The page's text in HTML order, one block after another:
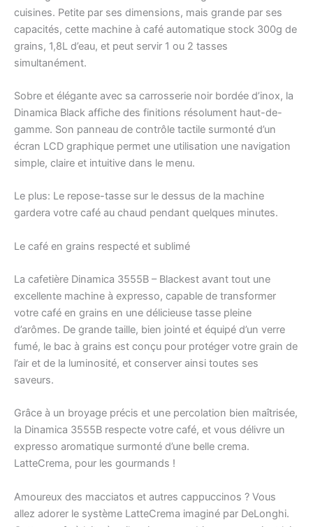
cuisines. Petite par ses dimensions, mais grande par ses
capacités, cette machine à café automatique stock 300g de
grains, 1,8L d’eau, et peut servir 1 ou 2 tasses
simultanément.
Sobre et élégante avec sa carrosserie noir bordée d’inox, la
Dinamica Black affiche des finitions résolument haut-de-
gamme. Son panneau de contrôle tactile surmonté d’un
écran LCD graphique permet une utilisation une navigation
simple, claire et intuitive dans le menu.
Le plus: Le repose-tasse sur le dessus de la machine
gardera votre café au chaud pendant quelques minutes.
Le café en grains respecté et sublimé
La cafetière Dinamica 3555B – Blackest avant tout une
excellente machine à expresso, capable de transformer
votre café en grains en une délicieuse tasse pleine
d’arômes. De grande taille, bien jointé et équipé d’un verre
fumé, le bac à grains est conçu pour protéger votre grain de
l’air et de la luminosité, et conserver ainsi toutes ses
saveurs.
Grâce à un broyage précis et une percolation bien maîtrisée,
la Dinamica 3555B respecte votre café, et vous délivre un
expresso aromatique surmonté d’une belle crema.
LatteCrema, pour les gourmands !
Amoureux des macciatos et autres cappuccinos ? Vous
allez adorer le système LatteCrema imaginé par DeLonghi.